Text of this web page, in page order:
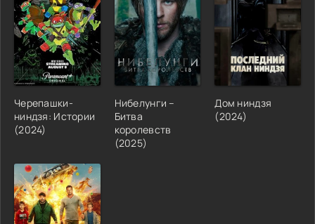
Черепашки-
ниндзя: Истории
(2024)
Нибелунги –
Битва
королевств
(2025)
Дом ниндзя
(2024)